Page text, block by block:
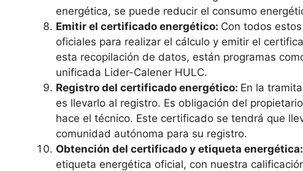
energética, se puede reducir el consumo
Emitir el certificado energético: Con todos
oficiales para realizar el cálculo y emitir el
esta recopilación de datos, están programas
unificada Lider-Calener HULC.
Registro del certificado energético: En la
es llevarlo al registro. Es obligación del
hace el técnico. Este certificado se tendrá que
comunidad autónoma para su registro.
Obtención del certificado y etiqueta energética:
etiqueta energética oficial, con nuestra